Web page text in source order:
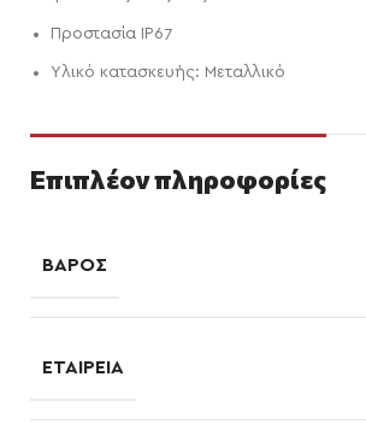
Προστασία IP67
Υλικό κατασκευής: Μεταλλικό
Επιπλέον πληροφορίες
ΒΆΡΟΣ
ΕΤΑΙΡΕΊΑ